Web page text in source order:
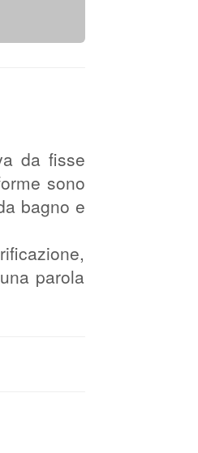
da fisse
sono
bagno e
parola